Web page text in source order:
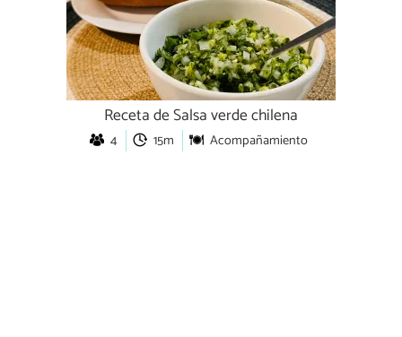
Receta de Salsa verde chilena
4 15m Acompañamiento